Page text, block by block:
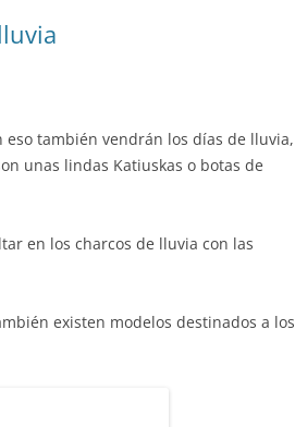
también vendrán los días de lluvia,
unas lindas Katiuskas o botas de
en los charcos de lluvia con las
existen modelos destinados a los